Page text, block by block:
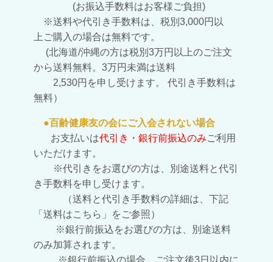
(お振込手数料はお客様ご負担)
※送料や代引き手数料は、税別3,000円以
上ご購入の場合は無料です。
(北海道/沖縄の方は税別3万円以上のご注文
から送料無料。 3万円未満は送料
2,530円を申し受けます。
代引き手数料は
無料）
●百齢健康友の会にご入会されない場合
お支払いは代引き・銀行前振込のみご利用
いただけます。
※代引きをお選びの方は、別途送料と代引
き手数料を申し受けます。
（送料と代引き手数料の詳細は、下記
「送料はこちら」をご参照）
※銀行前振込をお選びの方は、別途送料
のみ加算されます。
※銀行前振込の場合、ご注文後3日以内に